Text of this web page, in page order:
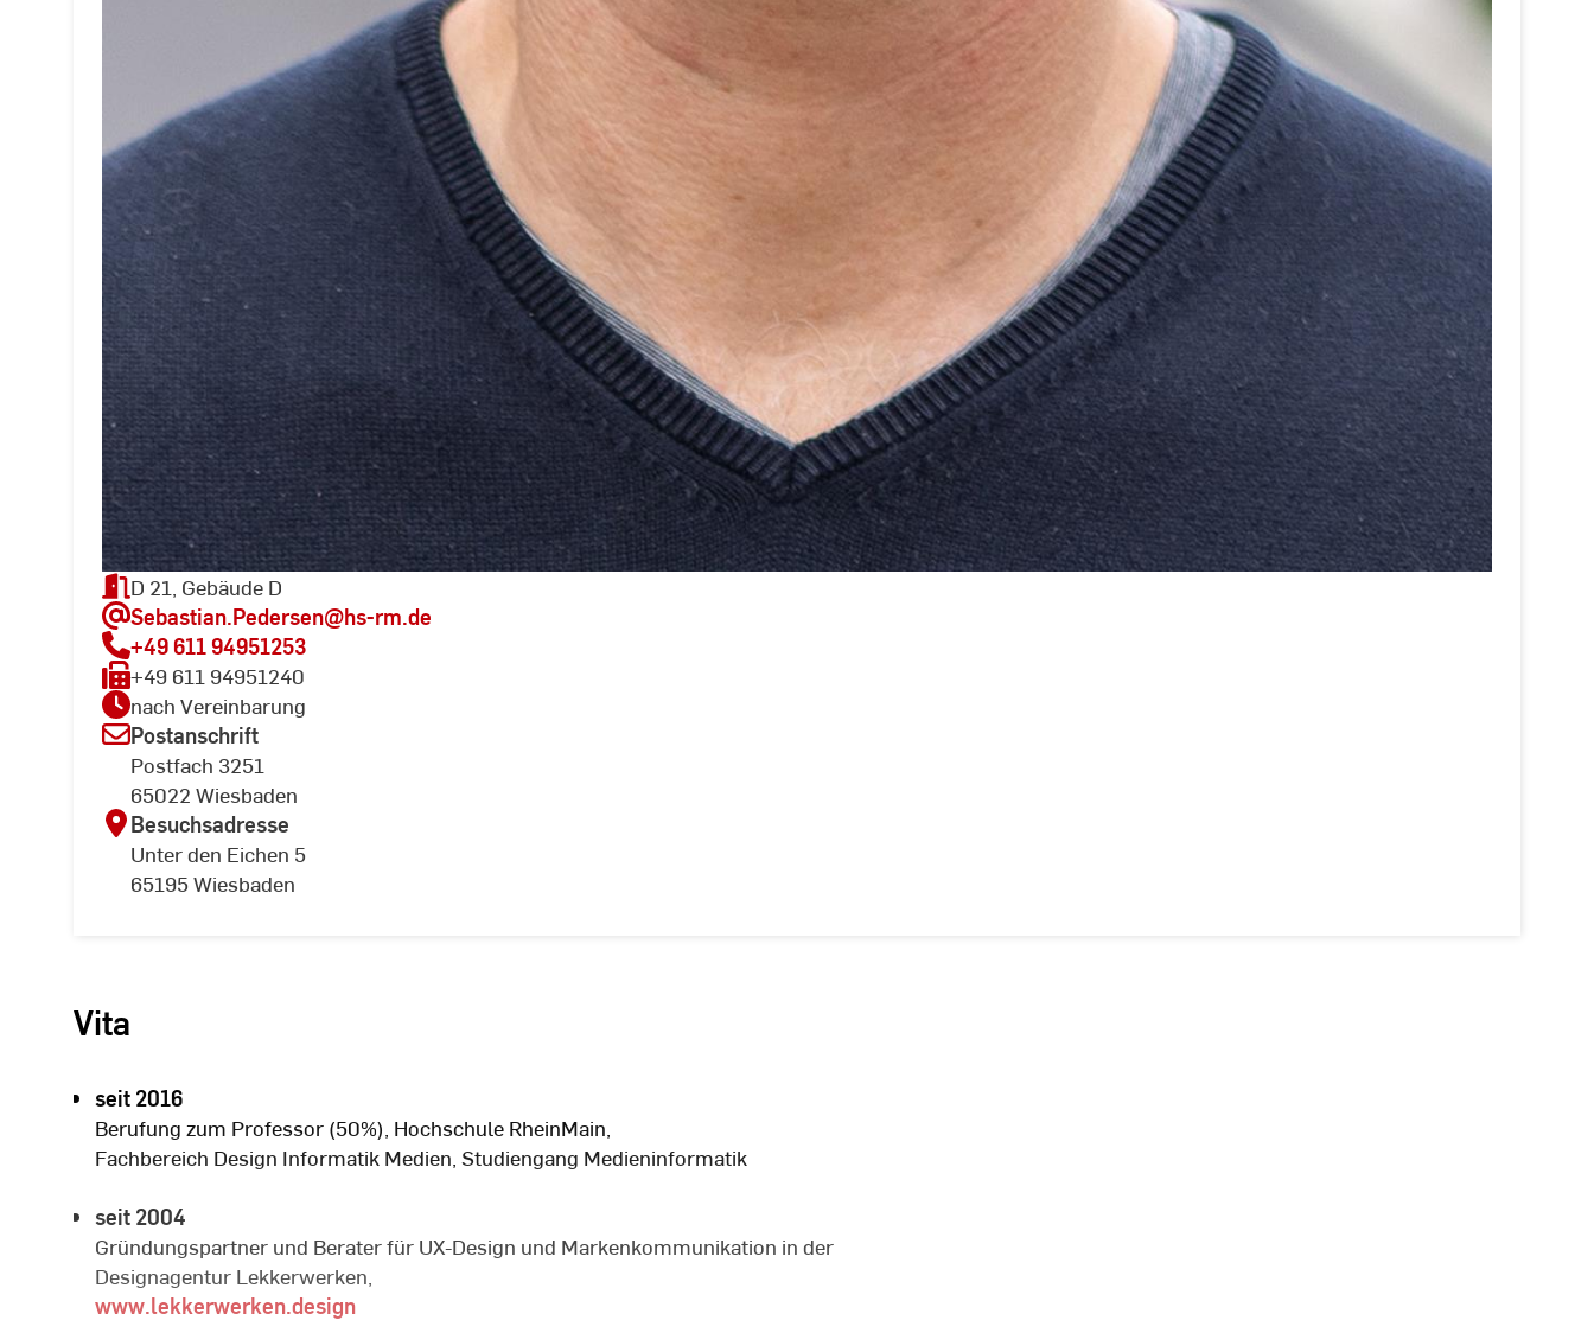
D 21, Gebäude D
Sebastian.Pedersen@hs-rm.de
+49 611 94951253
+49 611 94951240
nach Vereinbarung
Postanschrift
Postfach 3251
65022 Wiesbaden
Besuchsadresse
Unter den Eichen 5
65195 Wiesbaden
Vita
seit 2016
Berufung zum Professor (50%), Hochschule RheinMain,
Fachbereich Design Informatik Medien, Studiengang Medieninformatik
seit 2004
Gründungspartner und Berater für UX-Design und Markenkommunikation in der
Designagentur Lekkerwerken,
www.lekkerwerken.design